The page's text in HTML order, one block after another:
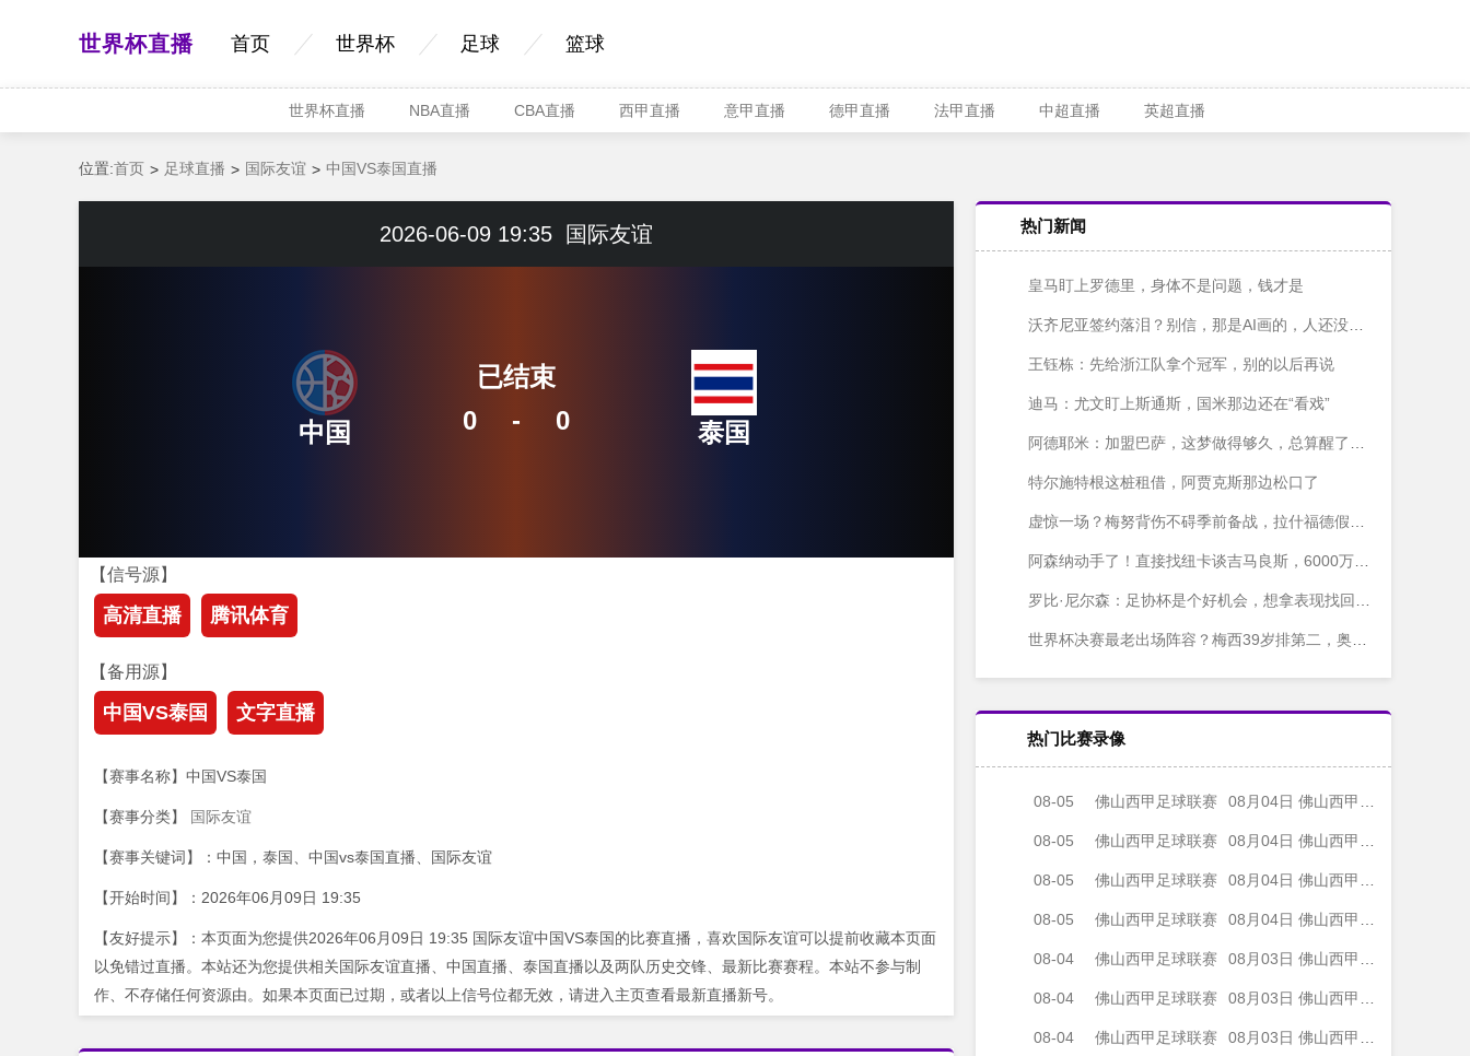
世界杯直播 首页 世界杯 足球 篮球
世界杯直播 NBA直播 CBA直播 西甲直播 意甲直播 德甲直播 法甲直播 中超直播 英超直播
位置:首页 足球直播 国际友谊 中国VS泰国直播
2026-06-09 19:35 国际友谊
中国 0 - 0
已结束
泰国
【信号源】
高清直播 腾讯体育
【备用源】
中国VS泰国 文字直播
【赛事名称】中国VS泰国
【赛事分类】 国际友谊
【赛事关键词】：中国，泰国、中国vs泰国直播、国际友谊
【开始时间】：2026年06月09日 19:35
【友好提示】：本页面为您提供2026年06月09日 19:35 国际友谊中国VS泰国的比赛直播，喜欢国际友谊可以提前收藏本页面
以免错过直播。本站还为您提供相关国际友谊直播、中国直播、泰国直播以及两队历史交锋、最新比赛赛程。本站不参与制
作、不存储任何资源由。如果本页面已过期，或者以上信号位都无效，请进入主页查看最新直播新号。
热门新闻
皇马盯上罗德里，身体不是问题，钱才是
沃齐尼亚签约落泪？别信，那是AI画的，人还没签字呢
王钰栋：先给浙江队拿个冠军，别的以后再说
迪马：尤文盯上斯通斯，国米那边还在“看戏”
阿德耶米：加盟巴萨，这梦做得够久，总算醒了？不对，是成了！
特尔施特根这桩租借，阿贾克斯那边松口了
虚惊一场？梅努背伤不碍季前备战，拉什福德假期结束也快归队了
阿森纳动手了！直接找纽卡谈吉马良斯，6000万镑砸过去
罗比·尼尔森：足协杯是个好机会，想拿表现找回自己
世界杯决赛最老出场阵容？梅西39岁排第二，奥塔门迪差一点
热门比赛录像
08-05 佛山西甲足球联赛 08月04日 佛山西甲足球联赛32强淘汰赛 肇庆恒骏成 VS 三七互娱 全场录像
08-05 佛山西甲足球联赛 08月04日 佛山西甲足球联赛32强淘汰赛 广东西南建设 VS 香港圣徒 全场录像
08-05 佛山西甲足球联赛 08月04日 佛山西甲足球联赛32强淘汰赛 贪玩游戏 VS 美的薪火 全场录像
08-05 佛山西甲足球联赛 08月04日 佛山西甲足球联赛32强淘汰赛 藝品高國際 VS 湛江狂狼·粵辉能源 全场录像
08-04 佛山西甲足球联赛 08月03日 佛山西甲足球联赛32强淘汰赛 广东客家青年 VS 广州英华思力U17 全场录像
08-04 佛山西甲足球联赛 08月03日 佛山西甲足球联赛32强淘汰赛 广州求信 VS 顺德新青年 全场录像
08-04 佛山西甲足球联赛 08月03日 佛山西甲足球联赛32强淘汰赛 大塘控股 VS 茂名市点都得 全场录像